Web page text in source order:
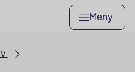
Meny